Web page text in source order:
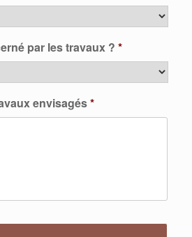
par les travaux ? *
envisagés*